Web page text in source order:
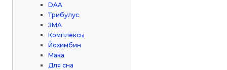
DAA
Трибулус
ЗМА
Комплексы
Йохимбин
Мака
Для сна